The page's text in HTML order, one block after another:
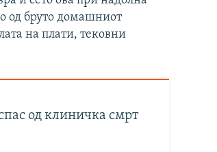
од бруто домашниот
на плати, тековни
од клиничка смрт